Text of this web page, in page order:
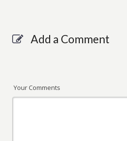
Add a Comment
Your Comments